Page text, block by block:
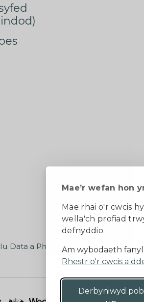
Mae’r wefan hon
Mae rhai o'r cwcis
wella'ch profiad
defnyddio
Am wybodaeth
Rhestr o'r cwcis a
Derbyniwyd pob
Data a Phreifatrwydd Telerau